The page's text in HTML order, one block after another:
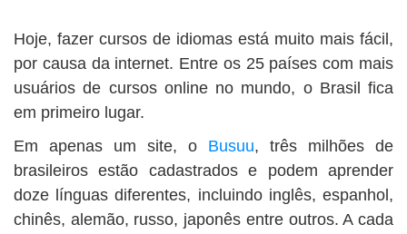
Hoje, fazer cursos de idiomas está muito mais fácil,
por causa da internet. Entre os 25 países com mais
usuários de cursos online no mundo, o Brasil fica
em primeiro lugar.
Em apenas um site, o Busuu, três milhões de
brasileiros estão cadastrados e podem aprender
doze línguas diferentes, incluindo inglês, espanhol,
chinês, alemão, russo, japonês entre outros. A cada